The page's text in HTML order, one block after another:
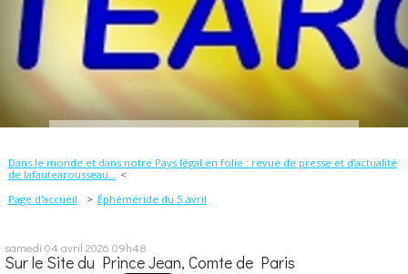
Dans le monde et dans notre Pays légal en folie : revue de presse et d'actualité
de lafautearousseau...
Page d'accueil
Éphéméride du 5 avril
samedi 04 avril 2026 09h48
Sur le Site du Prince Jean, Comte de Paris